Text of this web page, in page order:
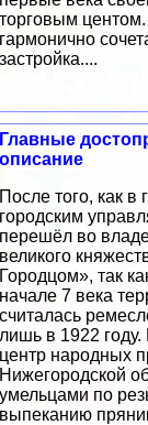
торговым
гармонично
застройка....
Главные
описание
После того, как в
городским
перешёл во
великого
Городцом», так
начале 7 века
считалась
лишь в 1922 году.
центр народных
Нижегородской
умельцами по
выпеканию